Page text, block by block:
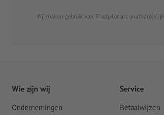
Wij maken gebruik van Trustpilot als
Wie zijn wij
Ondernemingen
Service
Betaalwijzen